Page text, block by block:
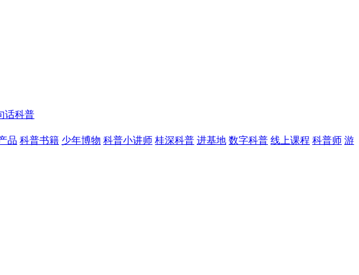
话科普
品 科普书籍 少年博物 科普小讲师 桂深科普 进基地 数字科普 线上课程 科普师 游